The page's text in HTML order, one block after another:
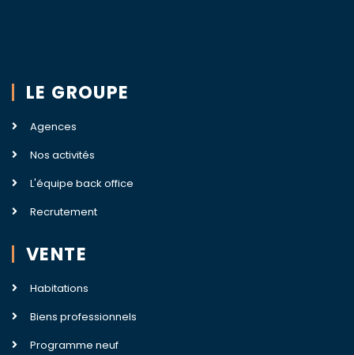
LE GROUPE
Agences
Nos activités
L'équipe back office
Recrutement
VENTE
Habitations
Biens professionnels
Programme neuf